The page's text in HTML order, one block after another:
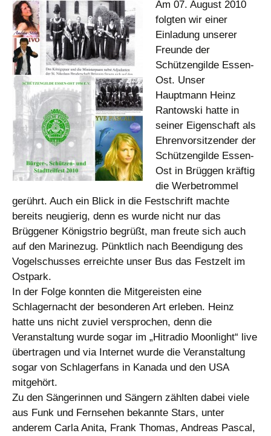
Am 07. August 2010
folgten wir einer
Einladung unserer
Freunde der
Schützengilde Essen-
Ost. Unser
Hauptmann Heinz
Rantowski hatte in
seiner Eigenschaft als
Ehrenvorsitzender der
Schützengilde Essen-
Ost in Brüggen kräftig
die Werbetrommel
gerührt. Auch ein Blick in die Festschrift machte
bereits neugierig, denn es wurde nicht nur das
Brüggener Königstrio begrüßt, man freute sich auch
auf den Marinezug. Pünktlich nach Beendigung des
Vogelschusses erreichte unser Bus das Festzelt im
Ostpark.
In der Folge konnten die Mitgereisten eine
Schlagernacht der besonderen Art erleben. Heinz
hatte uns nicht zuviel versprochen, denn die
Veranstaltung wurde sogar im „Hitradio Moonlight“ live
übertragen und via Internet wurde die Veranstaltung
sogar von Schlagerfans in Kanada und den USA
mitgehört.
Zu den Sängerinnen und Sängern zählten dabei viele
aus Funk und Fernsehen bekannte Stars, unter
anderem Carla Anita, Frank Thomas, Andreas Pascal,